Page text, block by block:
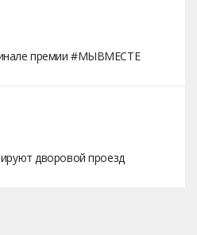
премии #МЫВМЕСТЕ
дворовой проезд